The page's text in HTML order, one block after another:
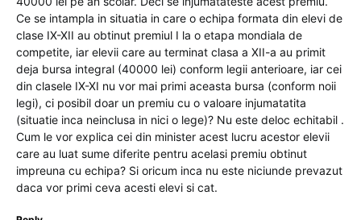
Ce se intampla in situatia in care o echipa formata din elevi de
clase IX-XII au obtinut premiul I la o etapa mondiala de
competite, iar elevii care au terminat clasa a XII-a au primit
deja bursa integral (40000 lei) conform legii anterioare, iar cei
din clasele IX-XI nu vor mai primi aceasta bursa (conform noii
legi), ci posibil doar un premiu cu o valoare injumatatita
(situatie inca neinclusa in nici o lege)? Nu este deloc echitabil .
Cum le vor explica cei din minister acest lucru acestor elevii
care au luat sume diferite pentru acelasi premiu obtinut
impreuna cu echipa? Si oricum inca nu este niciunde prevazut
daca vor primi ceva acesti elevi si cat.